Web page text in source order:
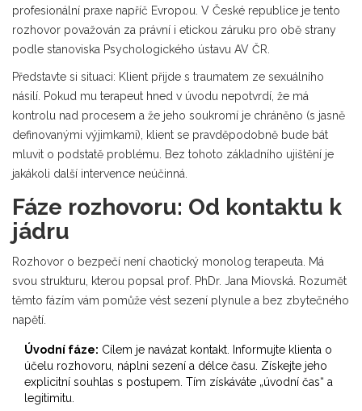
profesionální praxe napříč Evropou. V České republice je tento
rozhovor považován za právní i etickou záruku pro obě strany
podle stanoviska Psychologického ústavu AV ČR
Představte si situaci: Klient přijde s traumatem ze sexuálního
násilí. Pokud mu terapeut hned v úvodu nepotvrdí, že má
kontrolu nad procesem a že jeho soukromí je chráněno (s jasně
definovanými výjimkami), klient se pravděpodobně bude bát
mluvit o podstatě problému. Bez tohoto základního ujištění je
jakákoli další intervence neúčinná.
Fáze rozhovoru: Od kontaktu k
jádru
Rozhovor o bezpečí není chaotický monolog terapeuta. Má
svou strukturu, kterou popsal prof. PhDr. Jana Miovská. Rozumět
těmto fázím vám pomůže vést sezení plynule a bez zbytečného
napětí.
Úvodní fáze: Cílem je navázat kontakt. Informujte klienta o
účelu rozhovoru, náplni sezení a délce času. Získejte jeho
explicitní souhlas s postupem. Tím získáváte „úvodní čas“ a
legitimitu.